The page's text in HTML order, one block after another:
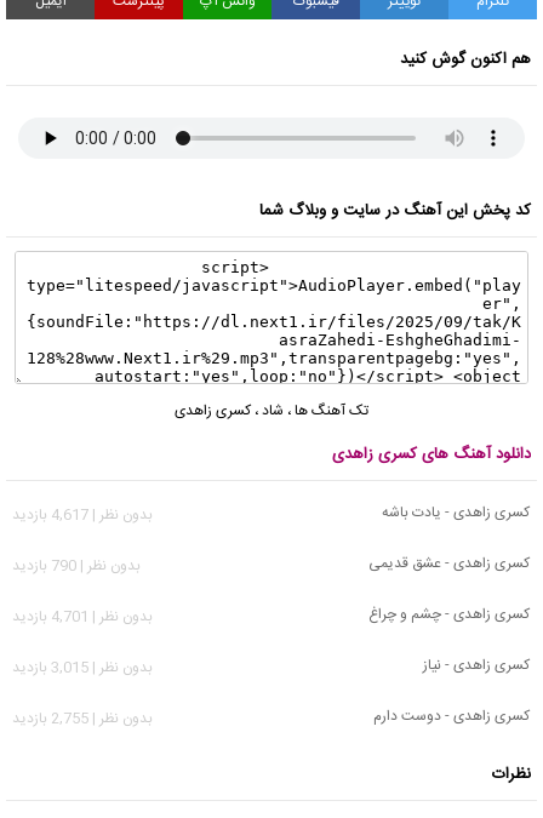
هم اکنون گوش کنید
کد پخش این آهنگ در سایت و وبلاگ شما
تک آهنگ ها، شاد،کسری زاهدی
دانلود آهنگ های کسری زاهدی
کسری زاهدی - یادت باشه
بدون نظر | 4,617 بازدید
کسری زاهدی - عشق قدیمی
بدون نظر | 790 بازدید
کسری زاهدی - چشم و چراغ
بدون نظر | 4,701 بازدید
کسری زاهدی - نیاز
بدون نظر | 3,015 بازدید
کسری زاهدی - دوست دارم
بدون نظر | 2,755 بازدید
نظرات